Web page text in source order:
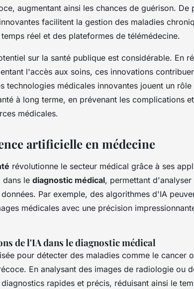
augmentant ainsi les chances de guérison. De
facilitent la gestion des maladies
réel et des plateformes de télémédecine.
sur la santé publique est considérable. En
l'accès aux soins, ces innovations
technologies médicales innovantes jouent un
à long terme, en prévenant les complications
médicales.
artificielle en médecine
révolutionne le secteur médical grâce à ses
dans le diagnostic médical, permettant
Par exemple, des algorithmes d'IA
médicales avec une précision
de l'IA dans le diagnostic médical
pour détecter des maladies comme le cancer
En analysant des images de radiologie ou
rapides et précis, réduisant ainsi le